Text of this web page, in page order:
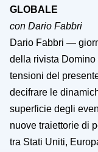
GLOBALE
con Dario Fabbri
Dario Fabbri —
della rivista
tensioni del
decifrare le
superficie degli
nuove traiettorie di
tra Stati Uniti,